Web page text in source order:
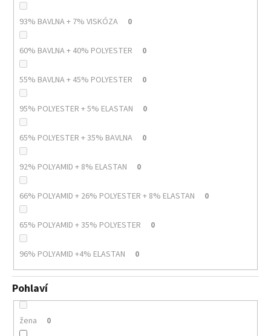
93% BAVLNA + 7% VISKÓZA 0
60% BAVLNA + 40% POLYESTER 0
55% BAVLNA + 45% POLYESTER 0
95% POLYESTER + 5% ELASTAN 0
65% POLYESTER + 35% BAVLNA 0
92% POLYAMID + 8% ELASTAN 0
66% POLYAMID + 26% POLYESTER + 8% ELASTAN 0
65% POLYAMID + 35% POLYESTER 0
96% POLYAMID +4% ELASTAN 0
Pohlaví
žena 0